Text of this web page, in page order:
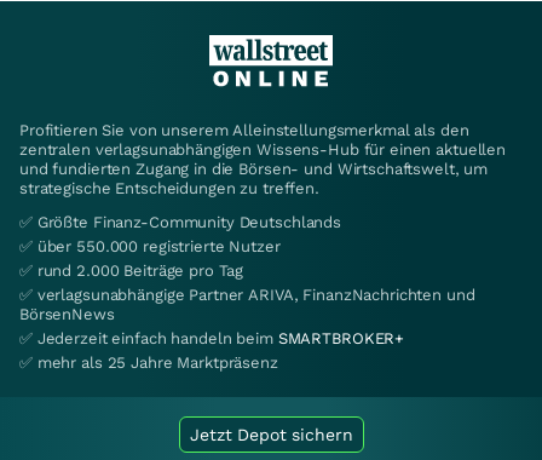
Profitieren Sie von unserem Alleinstellungsmerkmal als den
zentralen verlagsunabhängigen Wissens-Hub für einen aktuellen
und fundierten Zugang in die Börsen- und Wirtschaftswelt, um
strategische Entscheidungen zu treffen.
✅ Größte Finanz-Community Deutschlands
✅ über 550.000 registrierte Nutzer
✅ rund 2.000 Beiträge pro Tag
✅ verlagsunabhängige Partner ARIVA, FinanzNachrichten und
BörsenNews
✅ Jederzeit einfach handeln beim SMARTBROKER+
✅ mehr als 25 Jahre Marktpräsenz
Jetzt Depot sichern